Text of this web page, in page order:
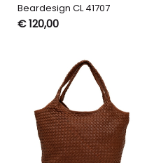
Beardesign CL 41707
€ 120,00